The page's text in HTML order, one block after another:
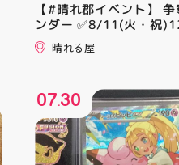
【#晴れ郡イベント】
ンダー ✅8/11(火・祝
⚔️イベント構成⚔️ スイス
+決勝ラウンド 🏆賞品
レッドの勅令》シルバ
ール・Foil×1枚 2-4位：
2,000pt 5-8位：
加お待ちしております！
晴れる屋
07.30